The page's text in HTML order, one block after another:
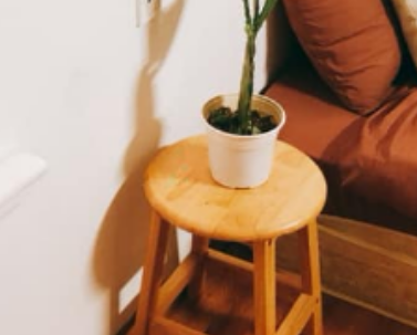
CSLT Minh's home toạ lạc tại 218 Đặng Thái Thân,
Home có khung cảnh hoàn toàn thiên nhiên yên tĩnh bao